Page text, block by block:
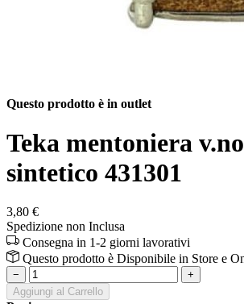
Questo prodotto è in outlet
Teka mentoniera
sintetico 431301
3,80 €
Spedizione non Inclusa
Consegna in 1-2 giorni lavorativi
Questo prodotto è Disponibile in Store e
−
+
Aggiungi al Carrello